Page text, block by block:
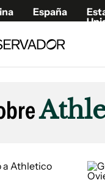
España